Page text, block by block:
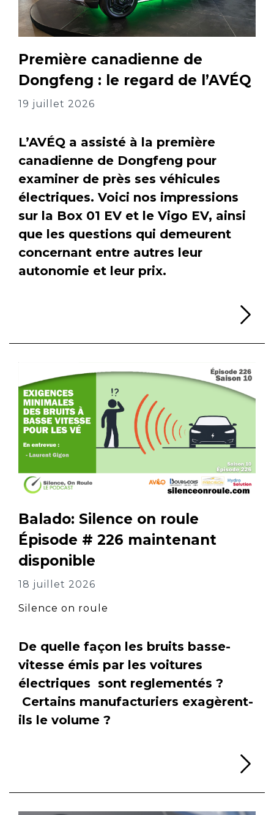
Première canadienne de
Dongfeng : le regard de l’AVÉQ
19 juillet 2026
L’AVÉQ a assisté à la première
canadienne de Dongfeng pour
examiner de près ses véhicules
électriques. Voici nos impressions
sur la Box 01 EV et le Vigo EV, ainsi
que les questions qui demeurent
concernant entre autres leur
autonomie et leur prix.
Balado: Silence on roule
Épisode # 226 maintenant
disponible
18 juillet 2026
Silence on roule
De quelle façon les bruits basse-
vitesse émis par les voitures
électriques sont reglementés ?
Certains manufacturiers exagèrent-
ils le volume ?